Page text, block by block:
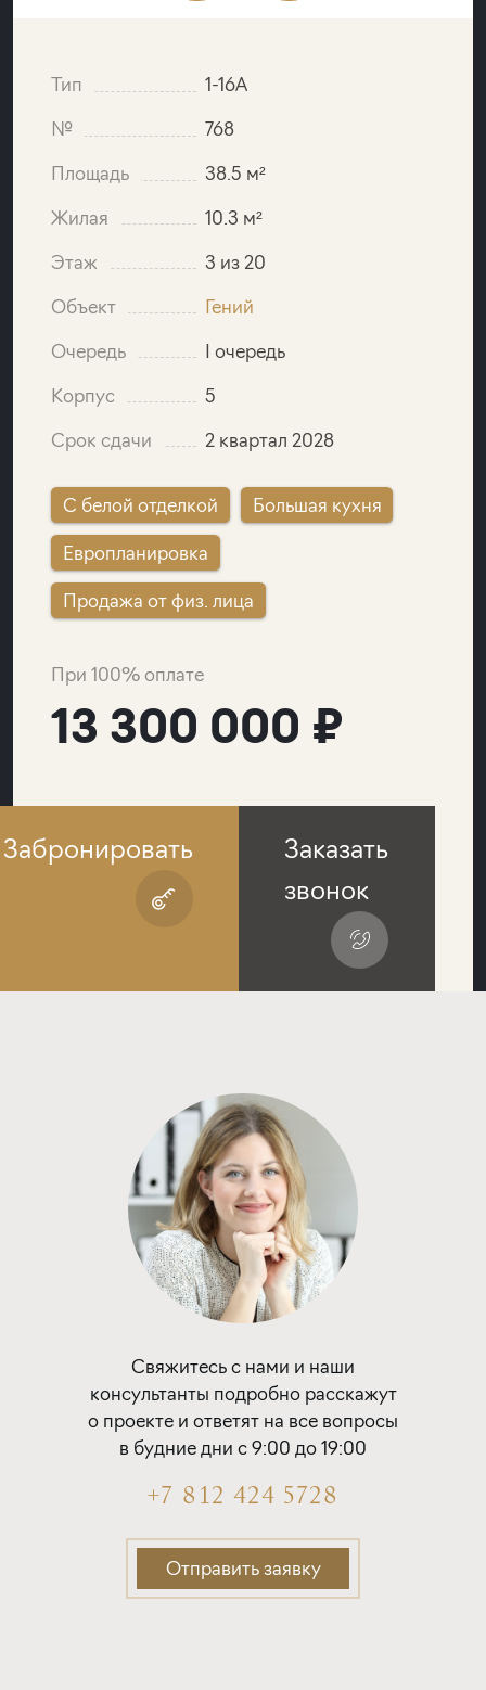
Тип
1-16A
№
768
Площадь
38.5 м²
Жилая
10.3 м²
Этаж
3 из 20
Объект
Гений
Очередь
I очередь
Корпус
5
Срок сдачи
2 квартал 2028
C белой отделкой Большая кухня
Европланировка
Продажа от физ. лица
При 100% оплате
13 300 000 ₽
Забронировать
Заказать
звонок
Свяжитесь с нами и наши
консультанты подробно расскажут
о проекте и ответят на все вопросы
в будние дни с 9:00 до 19:00
+7 812 424 5728
Отправить заявку